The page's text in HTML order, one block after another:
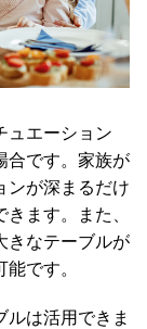
ュエーション
合です。家族が
ンが深まるだけ
ます。また、
きなテーブルが
です。
は活用できま